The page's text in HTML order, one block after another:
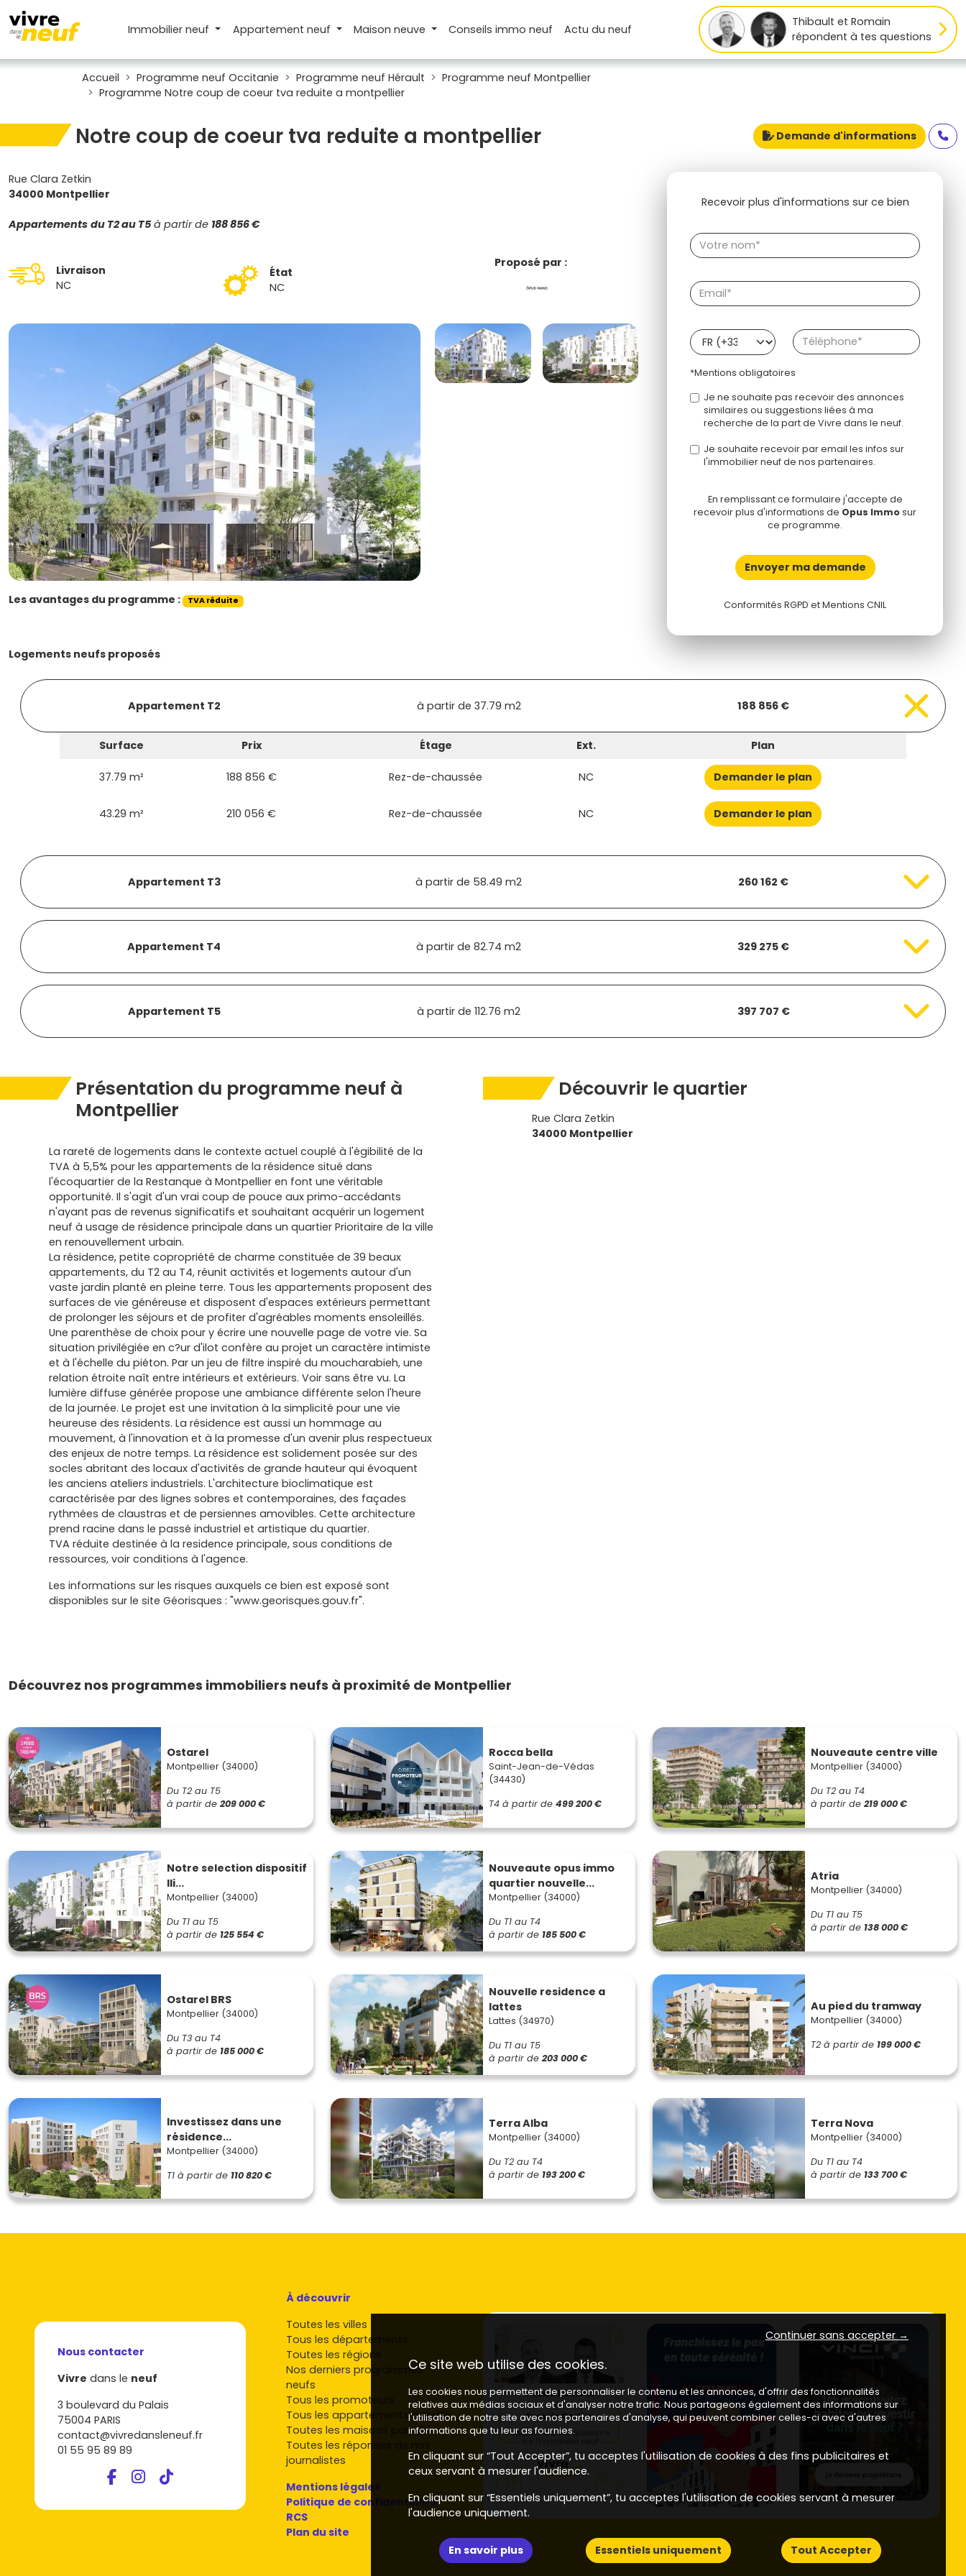
Immobilier neuf Appartement neuf Maison neuve Conseilsimmo neuf Actudu neuf
Thibault et Romain
répondent à tes questions
Accueil Programme neuf Occitanie Programme neuf Hérault
Programme neuf Montpellier
Programme Notre coup de coeur tva reduite a montpellier
Notre coup de coeur tva reduite a montpellier Demande d'informations
Rue Clara Zetkin
34000 Montpellier
Appartements du T2 au T5 à partir de 188 856 €
Livraison
NC
État
NC
Proposé par :
Les avantages du programme : TVA réduite
Recevoir plus d'informations sur ce bien
*Mentions obligatoires
Je ne souhaite pas recevoir des annonces
similaires ou suggestions liées à ma
recherche de la part de Vivre dans le neuf.
Je souhaite recevoir par email les infos sur
l'immobilier neuf de nos partenaires.
En remplissant ce formulaire j'accepte de
recevoir plus d'informations de Opus Immosur
ce programme.
Envoyer ma demande
Conformités RGPD et Mentions CNIL
Logements neufs proposés
Appartement T2 à partir de 37.79 m2 188 856 €
Surface Prix Étage Ext. Plan
37.79 m² 188 856 € Rez-de-chaussée NC Demander le plan
43.29 m² 210 056 € Rez-de-chaussée NC Demander le plan
Appartement T3 à partir de 58.49 m2 260 162 €
Appartement T4 à partir de 82.74 m2 329 275 €
Appartement T5 à partir de 112.76 m2 397 707 €
Présentation du programme neuf à
Montpellier
La rareté de logements dans le contexte actuel couplé à l'égibilité de la
TVA à 5,5% pour les appartements de la résidence situé dans
l'écoquartier de la Restanque à Montpellier en font une véritable
opportunité. Il s'agit d'un vrai coup de pouce aux primo-accédants
n'ayant pas de revenus significatifs et souhaitant acquérir un logement
neuf à usage de résidence principale dans un quartier Prioritaire de la ville
en renouvellement urbain.
La résidence, petite copropriété de charme constituée de 39 beaux
appartements, du T2 au T4, réunit activités et logements autour d'un
vaste jardin planté en pleine terre. Tous les appartements proposent des
surfaces de vie généreuse et disposent d'espaces extérieurs permettant
de prolonger les séjours et de profiter d'agréables moments ensoleillés.
Une parenthèse de choix pour y écrire une nouvelle page de votre vie. Sa
situation privilégiée en c?ur d'ilot confère au projet un caractère intimiste
et à l'échelle du piéton. Par un jeu de filtre inspiré du moucharabieh, une
relation étroite naît entre intérieurs et extérieurs. Voir sans être vu. La
lumière diffuse générée propose une ambiance différente selon l'heure
de la journée. Le projet est une invitation à la simplicité pour une vie
heureuse des résidents. La résidence est aussi un hommage au
mouvement, à l'innovation et à la promesse d'un avenir plus respectueux
des enjeux de notre temps. La résidence est solidement posée sur des
socles abritant des locaux d'activités de grande hauteur qui évoquent
les anciens ateliers industriels. L'architecture bioclimatique est
caractérisée par des lignes sobres et contemporaines, des façades
rythmées de claustras et de persiennes amovibles. Cette architecture
prend racine dans le passé industriel et artistique du quartier.
TVA réduite destinée à la residence principale, sous conditions de
ressources, voir conditions à l'agence.
Les informations sur les risques auxquels ce bien est exposé sont
disponibles sur le site Géorisques : "www.georisques.gouv.fr".
Découvrir le quartier
Rue Clara Zetkin
34000 Montpellier
Découvrez nos programmes immobiliers neufs à proximité de Montpellier
Ostarel
Montpellier (34000)
Du T2 au T5
à partir de 209 000 €
Rocca bella
Saint-Jean-de-Védas
(34430)
T4 à partir de 499 200 €
Nouveaute centre ville
Montpellier (34000)
Du T2 au T4
à partir de 219 000 €
Notre selection dispositif
lli...
Montpellier (34000)
Du T1 au T5
à partir de 125 554 €
Nouveaute opus immo
quartier nouvelle...
Montpellier (34000)
Du T1 au T4
à partir de 185 500 €
Atria
Montpellier (34000)
Du T1 au T5
à partir de 138 000 €
Ostarel BRS
Montpellier (34000)
Du T3 au T4
à partir de 185 000 €
Nouvelle residence a
lattes
Lattes (34970)
Du T1 au T5
à partir de 203 000 €
Au pied du tramway
Montpellier (34000)
T2 à partir de 199 000 €
Investissez dans une
résidence...
Montpellier (34000)
T1 à partir de 110 820 €
Terra Alba
Montpellier (34000)
Du T2 au T4
à partir de 193 200 €
Terra Nova
Montpellier (34000)
Du T1 au T4
à partir de 133 700 €
Nous contacter
Vivre dans le neuf
3 boulevard du Palais
75004 PARIS
contact@vivredansleneuf.fr
01 55 95 89 89
À découvrir
Toutes les villes
Tous les départements
Toutes les régions
Nos derniers programmes
neufs
Tous les promoteurs
Tous les appartements par ville
Toutes les maisons par ville
Toutes les réponses de nos
journalistes
Mentions légales
Politique de confidentialité
RCS
Plan du site
Continuer sans accepter →
Ce site web utilise des cookies.
Les cookies nous permettent de personnaliser le contenu et les annonces, d'offrir des fonctionnalités
relatives aux médias sociaux et d'analyser notre trafic. Nous partageons également des informations sur
l'utilisation de notre site avec nos partenaires d'analyse, qui peuvent combiner celles-ci avec d'autres
informations que tu leur as fournies.
En cliquant sur “Tout Accepter”, tu acceptes l'utilisation de cookies à des fins publicitaires et
ceux servant à mesurer l'audience.
En cliquant sur “Essentiels uniquement”, tu acceptes l'utilisation de cookies servant à mesurer
l'audience uniquement.
En savoir plus Essentiels uniquement Tout Accepter